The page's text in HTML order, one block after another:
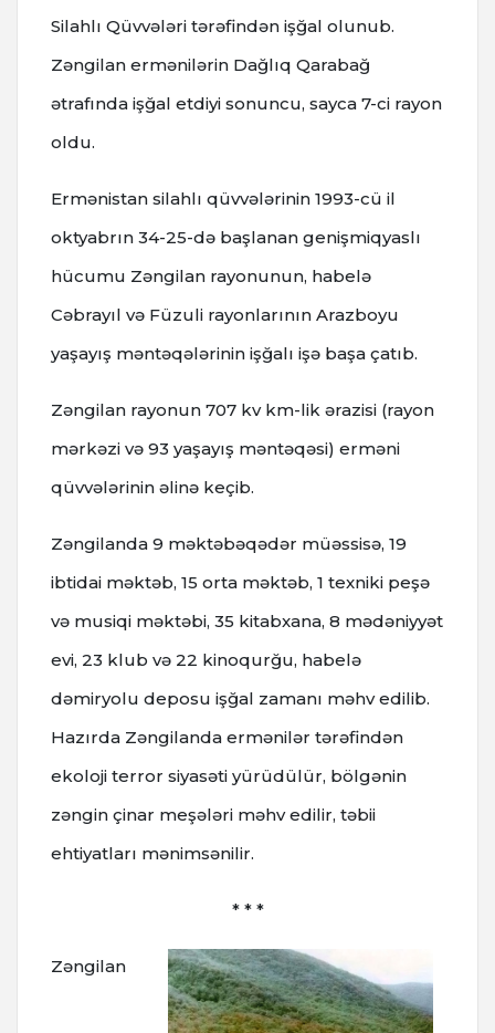
Silahlı Qüvvələri tərəfindən işğal olunub.
Zəngilan ermənilərin Dağlıq Qarabağ
ətrafında işğal etdiyi sonuncu, sayca 7-ci rayon
oldu.
Ermənistan silahlı qüvvələrinin 1993-cü il
oktyabrın 34-25-də başlanan genişmiqyaslı
hücumu Zəngilan rayonunun, habelə
Cəbrayıl və Füzuli rayonlarının Arazboyu
yaşayış məntəqələrinin işğalı işə başa çatıb.
Zəngilan rayonun 707 kv km-lik ərazisi (rayon
mərkəzi və 93 yaşayış məntəqəsi) erməni
qüvvələrinin əlinə keçib.
Zəngilanda 9 məktəbəqədər müəssisə, 19
ibtidai məktəb, 15 orta məktəb, 1 texniki peşə
və musiqi məktəbi, 35 kitabxana, 8 mədəniyyət
evi, 23 klub və 22 kinoqurğu, habelə
dəmiryolu deposu işğal zamanı məhv edilib.
Hazırda Zəngilanda ermənilər tərəfindən
ekoloji terror siyasəti yürüdülür, bölgənin
zəngin çinar meşələri məhv edilir, təbii
ehtiyatları mənimsənilir.
* * *
Zəngilan